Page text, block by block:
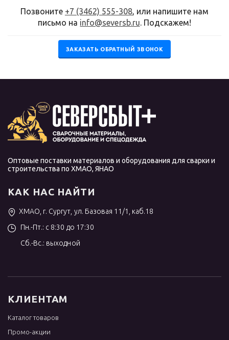
Позвоните +7 (3462) 555-308, или напишите нам
письмо на info@seversb.ru. Подскажем!
ЗАКАЗАТЬ ОБРАТНЫЙ ЗВОНОК
Оптовые поставки материалов и оборудования для сварки и
строительства по ХМАО, ЯНАО
КАК НАС НАЙТИ
ХМАО, г. Сургут, ул. Базовая 11/1, каб.18
Пн.-Пт.: с 8:30 до 17:30
Сб.-Вс.: выходной
КЛИЕНТАМ
Каталог товаров
Промо-акции